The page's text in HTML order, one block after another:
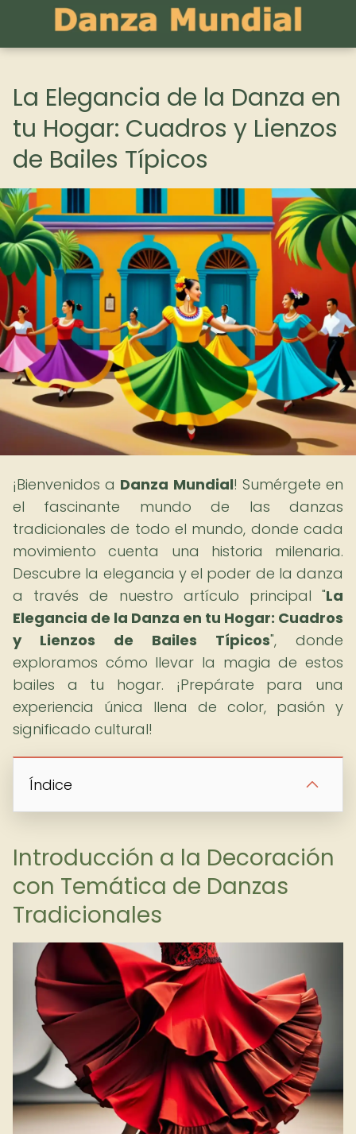
La Elegancia de la Danza en
tu Hogar: Cuadros y Lienzos
de Bailes Típicos
¡Bienvenidos a Danza Mundial! Sumérgete en
el fascinante mundo de las danzas
tradicionales de todo el mundo, donde cada
movimiento cuenta una historia milenaria.
Descubre la elegancia y el poder de la danza
a través de nuestro artículo principal "La
Elegancia de la Danza en tu Hogar: Cuadros
y Lienzos de Bailes Típicos", donde
exploramos cómo llevar la magia de estos
bailes a tu hogar. ¡Prepárate para una
experiencia única llena de color, pasión y
significado cultural!
Índice
Introducción a la Decoración
con Temática de Danzas
Tradicionales